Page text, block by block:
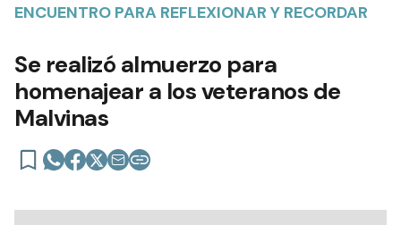
ENCUENTRO PARA REFLEXIONAR Y RECORDAR
Se realizó almuerzo para
homenajear a los veteranos de
Malvinas